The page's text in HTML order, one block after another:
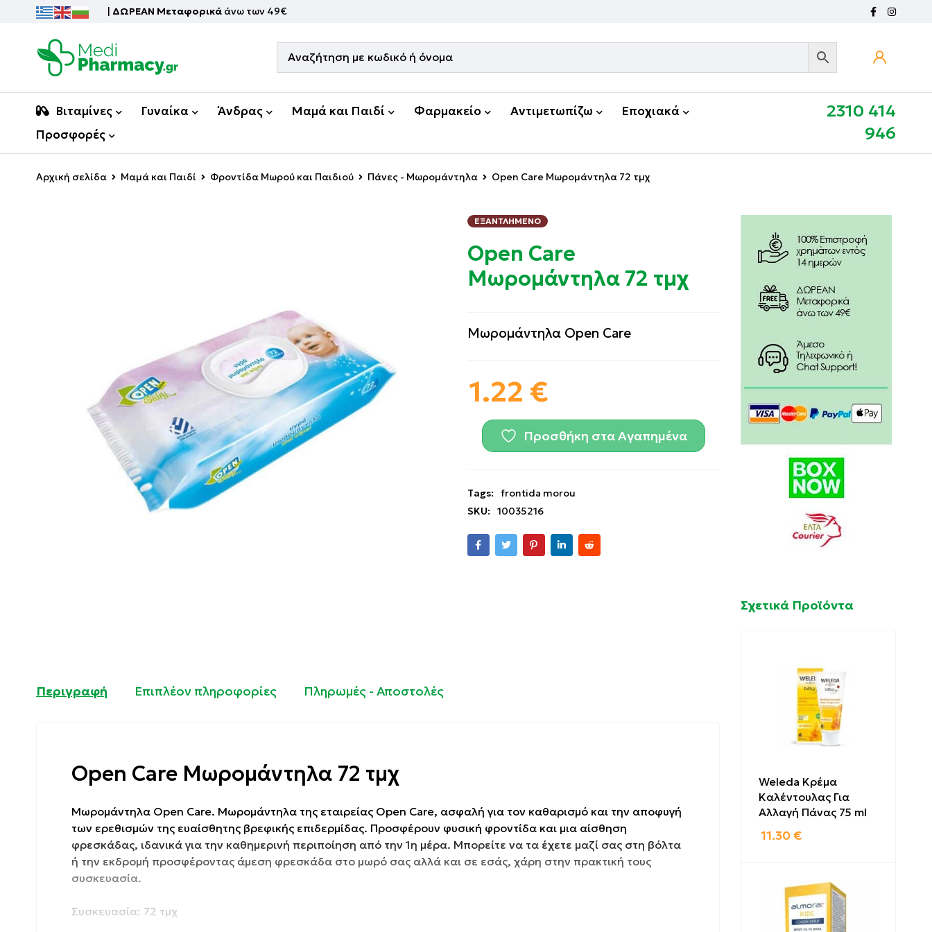
| ΔΩΡΕΑΝ Μεταφορικά άνω των 49€
Βιταμίνες Γυναίκα Άνδρας Μαμά και Παιδί Φαρμακείο Αντιμετωπίζω
Εποχιακά
Προσφορές
2310 414
946
Αρχική σελίδα Μαμά και Παιδί Φροντίδα Μωρού και Παιδιού Πάνες - Μωρομάντηλα Open Care Μωρομάντηλα 72 τμχ
ΕΞΑΝΤΛΗΜΈΝΟ
Open Care
Μωρομάντηλα 72 τμχ
Μωρομάντηλα Open Care
1.22 €
Προσθήκη στα Αγαπημένα
Tags:
frontida morou
SKU:
10035216
Περιγραφή Επιπλέον πληροφορίες Πληρωμές - Αποστολές
Open Care Μωρομάντηλα 72 τμχ
Μωρομάντηλα Open Care. Μωρομάντηλα της εταιρείας Open Care, ασφαλή για τον καθαρισμό και την αποφυγή
των ερεθισμών της ευαίσθητης βρεφικής επιδερμίδας. Προσφέρουν φυσική φροντίδα και μια αίσθηση
φρεσκάδας, ιδανικά για την καθημερινή περιποίηση από την 1η μέρα. Μπορείτε να τα έχετε μαζί σας στη βόλτα
ή την εκδρομή προσφέροντας άμεση φρεσκάδα στο μωρό σας αλλά και σε εσάς, χάρη στην πρακτική τους
συσκευασία.
Συσκευασία: 72 τμχ
Σχετικά Προϊόντα
Weleda Κρέμα
Καλέντουλας Για
Αλλαγή Πάνας 75 ml
11.30 €